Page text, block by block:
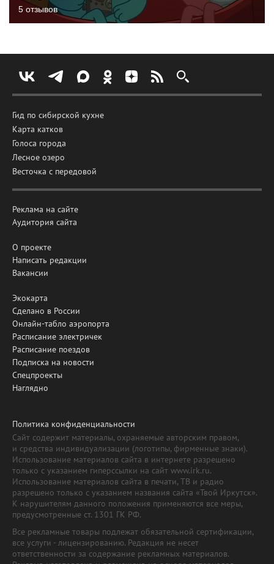
5 отзывов
Гид по сибирской кухне
Карта катков
Голоса города
Лесное озеро
Весточка с передовой
Реклама на сайте
Аудитория сайта
О проекте
Написать редакции
Вакансии
Экокарта
Сделано в России
Онлайн-табло аэропорта
Расписание электричек
Расписание поездов
Подписка на новости
Спецпроекты
Наглядно
Политика конфиденциальности
Сайт содержит материалы, охраняемые авторским правом,
и средства индивидуализации (логотипы, фирменные знаки).
Использование материалов сайта в интернете разрешено
только с указанием гиперссылки на сайт www.irk.ru.
Использование материалов сайта в печати, ТВ и радио
разрешено только с указанием названия сайта «Твой Иркутск».
К нарушителям данного положения применяются все меры,
предусмотренные ст. 1301 ГК РФ.
Все рекламные товары подлежат обязательной сертификации,
все услуги - лицензированию. Редакция не несет
ответственности за содержание рекламных материалов.